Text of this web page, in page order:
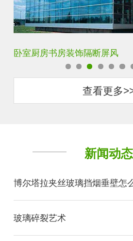
酒店活动入户玄关隔断
查看更多
新闻动态
博尔塔拉夹丝玻璃挡烟垂壁怎
玻璃碎裂艺术